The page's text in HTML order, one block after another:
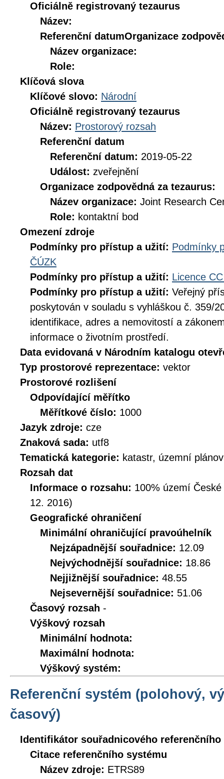
Oficiálně registrovaný tezaurus
Název:
Referenční datumOrganizace
Název organizace:
Role:
Klíčová slova
Klíčové slovo: Národní
Oficiálně registrovaný tezaurus
Název: Prostorový rozsah
Referenční datum
Referenční datum: 2019-05-22
Událost: zveřejnění
Organizace zodpovědná za tezaurus:
Název organizace: Joint Research
Role: kontaktní bod
Omezení zdroje
Podmínky pro přístup a užití: Podmínky
ČÚZK
Podmínky pro přístup a užití: Licence
Podmínky pro přístup a užití: Veřejný
poskytován v souladu s vyhláškou č. 359/
identifikace, adres a nemovitostí a
informace o životním prostředí.
Data evidovaná v Národním katalogu
Typ prostorové reprezentace: vektor
Prostorové rozlišení
Odpovídající měřítko
Měřítkové číslo: 1000
Jazyk zdroje: cze
Znaková sada: utf8
Tematická kategorie: katastr, územní
Rozsah dat
Informace o rozsahu: 100% území
12. 2016)
Geografické ohraničení
Minimální ohraničující pravoúhelník
Nejzápadnější souřadnice: 12.09
Nejvýchodnější souřadnice: 18.86
Nejjižnější souřadnice: 48.55
Nejsevernější souřadnice: 51.06
Časový rozsah -
Výškový rozsah
Minimální hodnota:
Maximální hodnota:
Výškový systém:
Referenční systém (polohový,
časový)
Identifikátor souřadnicového referenčního
Citace referenčního systému
Název zdroje: ETRS89